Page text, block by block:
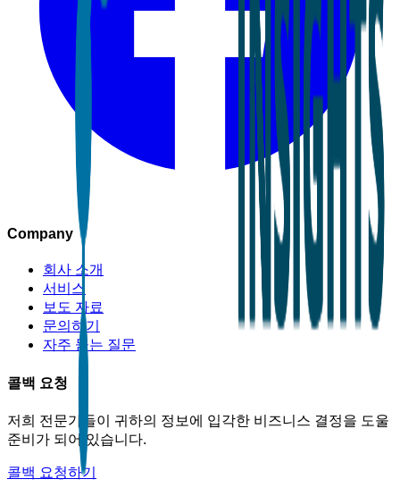
Company
회사 소개
서비스
보도 자료
문의하기
자주 묻는 질문
콜백 요청
저희 전문가들이 귀하의 정보에 입각한 비즈니스 결정을 도울
준비가 되어 있습니다.
콜백 요청하기